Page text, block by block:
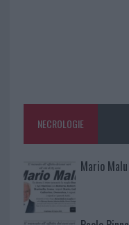
NECROLOGIE
Mario Malu